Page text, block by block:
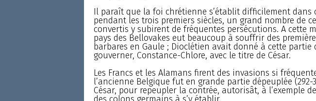
Il paraît que la foi chrétienne s’établit difficilement dans
pendant les trois premiers siècles, un grand nombre de
convertis y subirent de fréquentes persécutions. A cette
pays des Bellovakes eut beaucoup à souffrir des
barbares en Gaule ; Dioclétien avait donné à cette partie
gouverner, Constance-Chlore, avec le titre de César.
Les Francs et les Alamans firent des invasions si
l’ancienne Belgique fut en grande partie dépeuplée
César, pour repeupler la contrée, autorisât, à l’exemple